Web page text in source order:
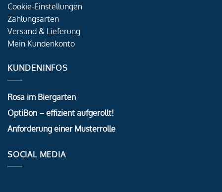
Cookie-Einstellungen
Zahlungsarten
Versand & Lieferung
Mein Kundenkonto
KUNDENINFOS
Rosa im Biergarten
OptiBon – effizient aufgerollt!
Anforderung einer Musterrolle
SOCIAL MEDIA